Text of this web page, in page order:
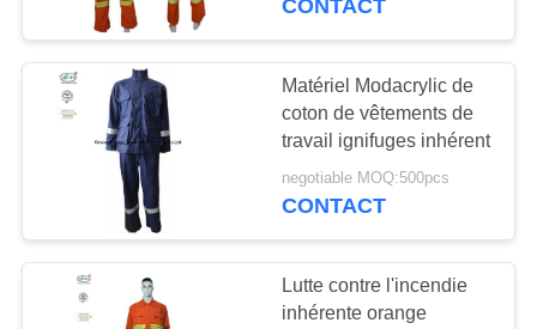
CONTRÔLE
DE
QUALITÉ
CONTACTEZ-
NOUS
DEMANDEZ
Combinaisons
réfléchies de franc
17
CONTACT
Matériel Modacrylic de
coton de vêtements de
travail ignifuges inhérent
negotiable MOQ:500pcs
CONTACT
Lutte contre l'incendie
inhérente orange